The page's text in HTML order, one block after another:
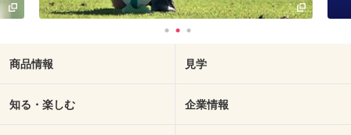
商品情報 見学
知る・楽しむ 企業情報